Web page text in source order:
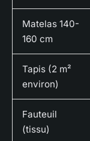
Matelas 140-
160 cm
Tapis (2 m²
environ)
Fauteuil
(tissu)